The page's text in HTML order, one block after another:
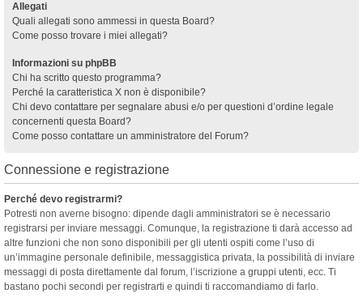
Allegati
Quali allegati sono ammessi in questa Board?
Come posso trovare i miei allegati?
Informazioni su phpBB
Chi ha scritto questo programma?
Perché la caratteristica X non è disponibile?
Chi devo contattare per segnalare abusi e/o per questioni d’ordine legale
concernenti questa Board?
Come posso contattare un amministratore del Forum?
Connessione e registrazione
Perché devo registrarmi?
Potresti non averne bisogno: dipende dagli amministratori se è necessario
registrarsi per inviare messaggi. Comunque, la registrazione ti darà accesso ad
altre funzioni che non sono disponibili per gli utenti ospiti come l’uso di
un’immagine personale definibile, messaggistica privata, la possibilità di inviare
messaggi di posta direttamente dal forum, l’iscrizione a gruppi utenti, ecc. Ti
bastano pochi secondi per registrarti e quindi ti raccomandiamo di farlo.